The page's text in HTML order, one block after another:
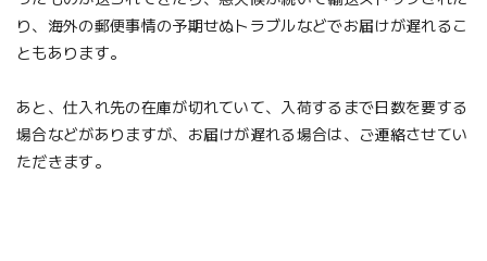
り、海外の郵便事情の予期せぬトラブルなどでお届けが遅れるこ
ともあります。
あと、仕入れ先の在庫が切れていて、入荷するまで日数を要する
場合などがありますが、お届けが遅れる場合は、ご連絡させてい
ただきます。